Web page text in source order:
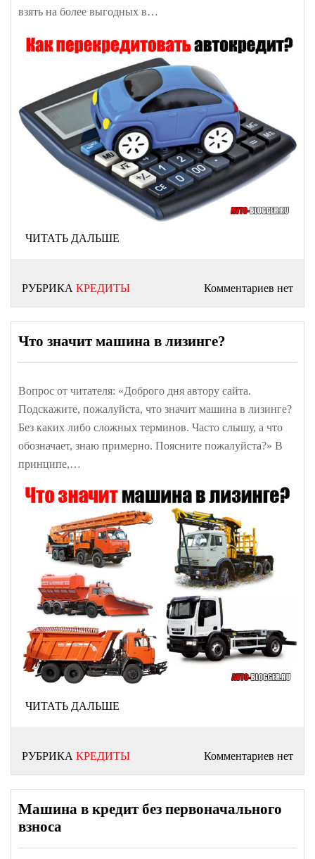
взять на более выгодных в…
ЧИТАТЬ ДАЛЬШЕ
РУБРИКА КРЕДИТЫ Комментариев нет
Что значит машина в лизинге?
Вопрос от читателя: «Доброго дня автору сайта.
Подскажите, пожалуйста, что значит машина в лизинге?
Без каких либо сложных терминов. Часто слышу, а что
обозначает, знаю примерно. Поясните пожалуйста?» В
принципе,…
ЧИТАТЬ ДАЛЬШЕ
РУБРИКА КРЕДИТЫ Комментариев нет
Машина в кредит без первоначального
взноса